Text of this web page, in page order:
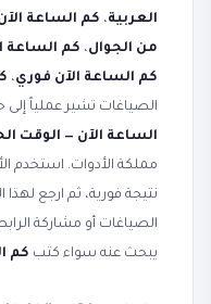
العربية، كم الساعة
من الجوال، كم الساعة
كم الساعة الآن فوري،
الصياغات تشير عملياً إلى
الساعة الآن — الوقت
مملكة الأدوات. استخدم
نتيجة فورية، ثم ارجع
الصياغات أو مشاركة
يبحث عنه سواء كتب كم